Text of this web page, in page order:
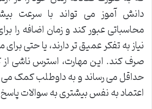
دانش آموز می تواند با سرعت
محاسباتی عبور کند و زمان اضافه را
نیاز به تفکر عمیق تر دارند، یا حتی
صرف کند. این مهارت، استرس ناشی از
حداقل می رساند و به داوطلب کمک می
اعتماد به نفس بیشتری به سوالات